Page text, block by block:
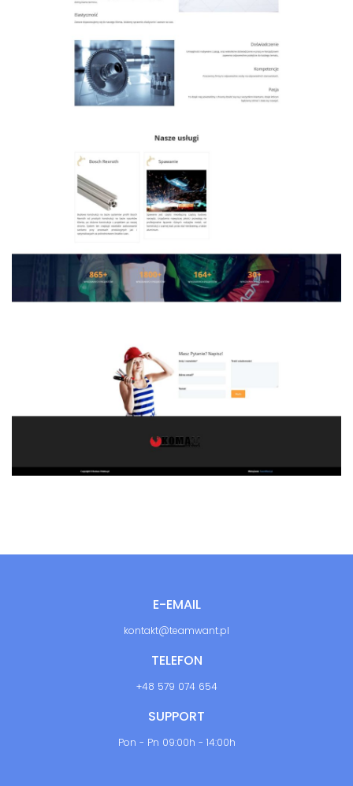
E-EMAIL
kontakt@teamwant.pl
TELEFON
+48 579 074 654
SUPPORT
Pon - Pn 09:00h - 14:00h